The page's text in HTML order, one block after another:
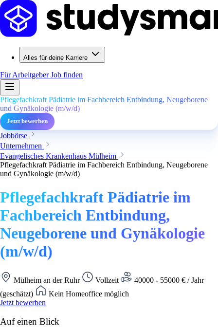
Alles für deine Karriere
Für ArbeitgeberJob finden
Pflegefachkraft Pädiatrie im Fachbereich Entbindung, Neugeborene
und Gynäkologie (m/w/d)
Jetzt bewerben
Jobbörse
Unternehmen
Evangelisches Krankenhaus Mülheim
Pflegefachkraft Pädiatrie im Fachbereich Entbindung, Neugeborene
und Gynäkologie (m/w/d)
Pflegefachkraft Pädiatrie im
Fachbereich Entbindung,
Neugeborene und Gynäkologie
(m/w/d)
Mülheim an der Ruhr Vollzeit
40000 - 55000 € / Jahr
(geschätzt)
Kein Homeoffice möglich
Jetzt bewerben
Auf einen Blick